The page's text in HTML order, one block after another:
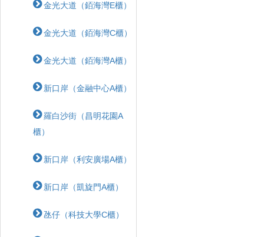
金光大道（銆海灣E櫃）
金光大道（銆海灣C櫃）
金光大道（銆海灣A櫃）
新口岸（金融中心A櫃）
羅白沙街（昌明花園A
櫃）
新口岸（利安廣場A櫃）
新口岸（凱旋門A櫃）
氹仔（科技大學C櫃）